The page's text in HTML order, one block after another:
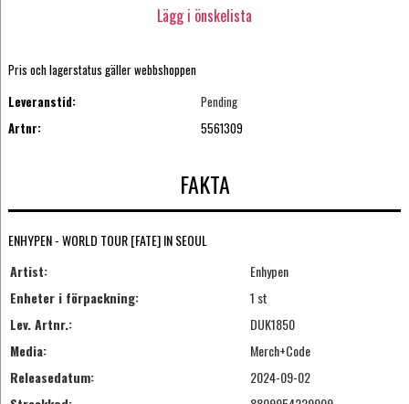
Lägg i önskelista
Pris och lagerstatus gäller webbshoppen
Leveranstid:
Pending
Artnr:
5561309
FAKTA
ENHYPEN - WORLD TOUR [FATE] IN SEOUL
Artist:
Enhypen
Enheter i förpackning:
1 st
Lev. Artnr.:
DUK1850
Media:
Merch+Code
Releasedatum:
2024-09-02